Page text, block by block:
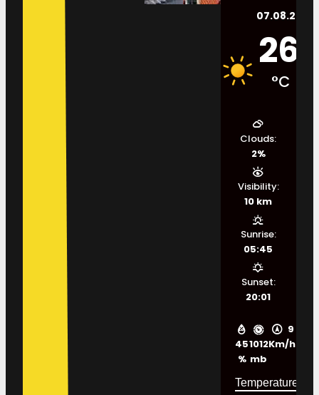
07.08.2026.
26
°C
45
%
1012
mb
9
Km/h
Clouds:
2%
Visibility:
10 km
Sunrise:
05:45
Sunset:
20:01